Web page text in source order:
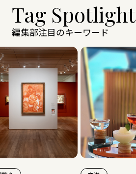
Tag Spotlight
編集部注目のキーワード